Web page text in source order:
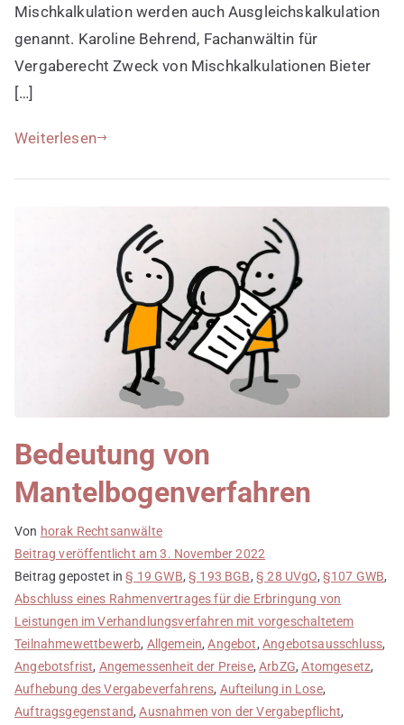
Mischkalkulation werden auch Ausgleichskalkulation
genannt. Karoline Behrend, Fachanwältin für
Vergaberecht Zweck von Mischkalkulationen Bieter
[…]
Weiterlesen
Bedeutung von
Mantelbogenverfahren
Von horak Rechtsanwälte
Beitrag veröffentlicht am3. November 2022
Beitrag gepostet in§ 19 GWB,§ 193 BGB, § 28 UVgO, §107 GWB,
Abschluss eines Rahmenvertrages für die Erbringung von
Leistungen im Verhandlungsverfahren mit vorgeschaltetem
Teilnahmewettbewerb, Allgemein,Angebot, Angebotsausschluss,
Angebotsfrist, Angemessenheit der Preise,ArbZG,Atomgesetz,
Aufhebung des Vergabeverfahrens, Aufteilung in Lose,
Auftragsgegenstand,Ausnahmen von der Vergabepflicht,